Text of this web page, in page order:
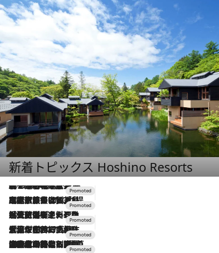
新着トピックス Hoshino Resorts
2026.8.7
【トンボの足水浴】ヒノキの香りに包まれて涼感マックス！約13℃の湧水かけ流しを避暑地「星野温泉 トンボの湯」で体験
2026.7.31
【ホテル帰省】という選択肢をOMOが提案。家族とほどよい距離を保つには「昼は実家、夜は気兼ねなくホテルで！」
2026.7.24
【夏限定ディナーコース】旬を迎える稚鮎や花ズッキーニなどをイタリア・トスカーナの郷土料理の手法で満喫！
2026.7.17
「土佐和ハーブかき氷」がOMO7高知に登場！生姜、山椒、大葉など目にも舌にも涼を呼ぶ郷土の味
2026.7.10
NEW OPEN！【界 草津】名湯の地に誕生。趣の異なる2種の温泉と上州ならではの会席・蕎麦割烹など美食を味わう究極の癒やし旅